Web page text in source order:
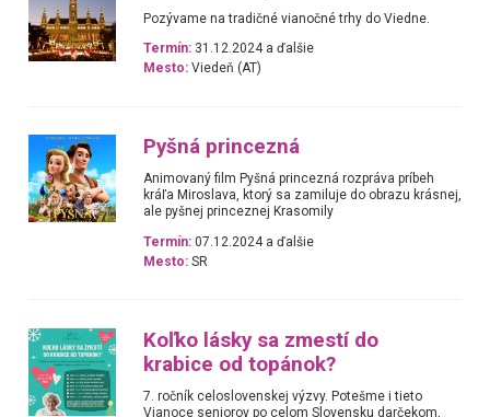
Pozývame na tradičné vianočné trhy do Viedne.
Termín: 31.12.2024 a ďalšie
Mesto: Viedeň (AT)
Pyšná princezná
Animovaný film Pyšná princezná rozpráva príbeh
kráľa Miroslava, ktorý sa zamiluje do obrazu krásnej,
ale pyšnej princeznej Krasomily
Termín: 07.12.2024 a ďalšie
Mesto: SR
Koľko lásky sa zmestí do
krabice od topánok?
7. ročník celoslovenskej výzvy. Potešme i tieto
Vianoce seniorov po celom Slovensku darčekom,